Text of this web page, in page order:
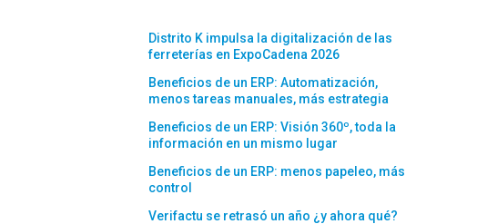
Distrito K impulsa la digitalización de las
ferreterías en ExpoCadena 2026
Beneficios de un ERP: Automatización,
menos tareas manuales, más estrategia
Beneficios de un ERP: Visión 360º, toda la
información en un mismo lugar
Beneficios de un ERP: menos papeleo, más
control
Verifactu se retrasó un año ¿y ahora qué?